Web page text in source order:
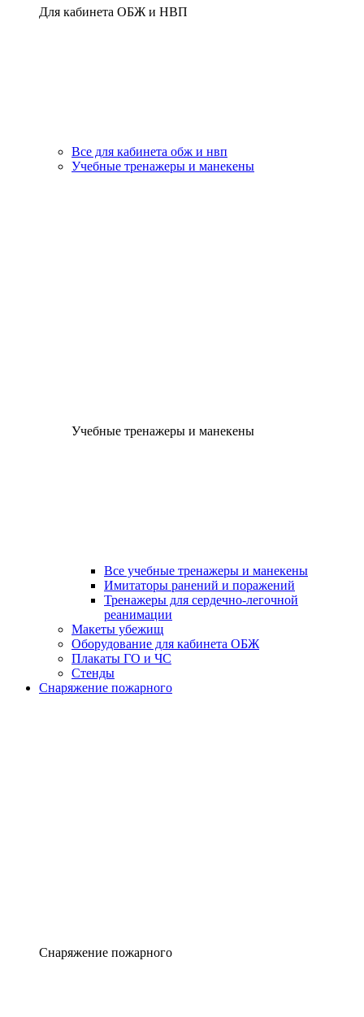
Для кабинета ОБЖ и НВП
Все для кабинета обж и нвп
Учебные тренажеры и манекены
Учебные тренажеры и манекены
Все учебные тренажеры и манекены
Имитаторы ранений и поражений
Тренажеры для сердечно-легочной
реанимации
Макеты убежищ
Оборудование для кабинета ОБЖ
Плакаты ГО и ЧС
Стенды
Снаряжение пожарного
Снаряжение пожарного